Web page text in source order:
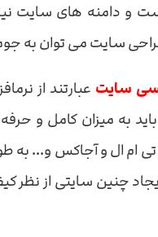
و دامنه های سایت
سایت می توان به
سایت عبارتند از
به میزان کامل و
ام ال و آجاکس و... به
چنین سایتی از نظر